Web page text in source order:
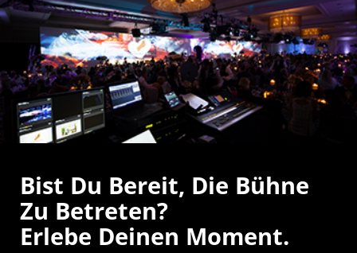
Bist Du Bereit, Die Bühne
Zu Betreten?
Erlebe Deinen Moment.